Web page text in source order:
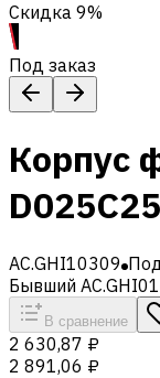
Скидка 9%
Под заказ
Корпус
AC.GHI10309
Бывший
В сравнение
2 630,87 ₽
2 891,06 ₽